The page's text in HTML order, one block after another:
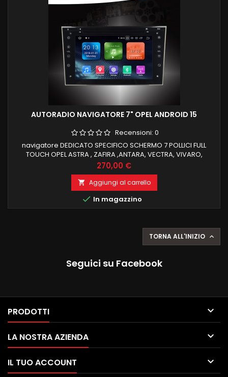
AUTORADIO NAVIGATORE 7" OPEL ANDROID 15
Recensioni: 0
navigatore DEDICATO SPECIFICO SCHERMO 7 POLLICI FULL
TOUCH OPEL ASTRA , ZAFIRA ,ANTARA, VECTRA, VIVARO,
MERIVA , il top in commercio 4 GB RAM 64 GB ROM ANDROID 11
FUNZIONE MIRRORLINK COMPATIBILE MODULO DAB+WIFI
INTEGRATO BLUETOOTH INTEGRATO ingresso camera e aux
carplay integrato , android auto integrato recupero funzioni
di bordo
Prezzo
270,00 €
 Aggiungi al carrello
 In magazzino
TORNA ALL'INIZIO 
Seguici su Facebook
PRODOTTI 
LA NOSTRA AZIENDA 
IL TUO ACCOUNT 